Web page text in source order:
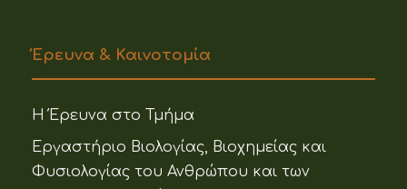
Έρευνα & Καινοτομία
Η Έρευνα στο Τμήμα
Εργαστήριο Βιολογίας, Βιοχημείας και
Φυσιολογίας του Ανθρώπου και των